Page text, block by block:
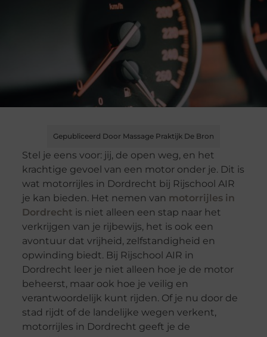
Gepubliceerd Door Massage Praktijk De Bron
Stel je eens voor: jij, de open weg, en het
krachtige gevoel van een motor onder je. Dit is
wat motorrijles in Dordrecht bij Rijschool AIR
je kan bieden. Het nemen van motorrijles in
Dordrecht is niet alleen een stap naar het
verkrijgen van je rijbewijs, het is ook een
avontuur dat vrijheid, zelfstandigheid en
opwinding biedt. Bij Rijschool AIR in
Dordrecht leer je niet alleen hoe je de motor
beheerst, maar ook hoe je veilig en
verantwoordelijk kunt rijden. Of je nu door de
stad rijdt of de landelijke wegen verkent,
motorrijles in Dordrecht geeft je de